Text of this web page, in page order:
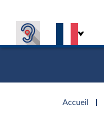
Accueil
d'accueil